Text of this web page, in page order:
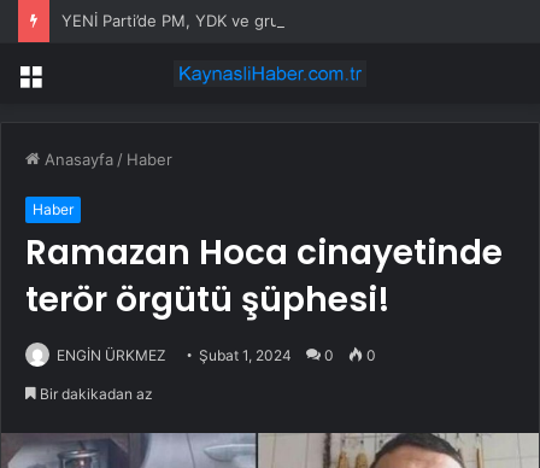
YENİ Parti’de PM, YDK ve grup başkanvekilleri belirlendi
Menü
Anasayfa / Haber
Haber
Ramazan Hoca cinayetinde
terör örgütü şüphesi!
ENGİN ÜRKMEZ Şubat 1, 2024 0 0
Bir dakikadan az